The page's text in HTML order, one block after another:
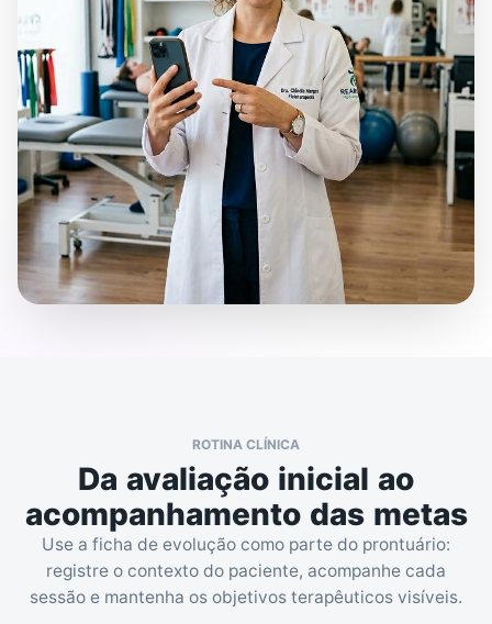
ROTINA CLÍNICA
Da avaliação inicial ao
acompanhamento das metas
Use a ficha de evolução como parte do prontuário:
registre o contexto do paciente, acompanhe cada
sessão e mantenha os objetivos terapêuticos visíveis.